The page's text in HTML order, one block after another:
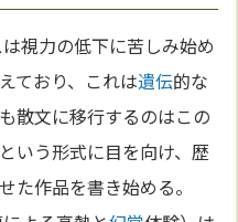
視力の低下に苦しみ始め
ており、これは遺伝的な
散文に移行するのはこの
いう形式に目を向け、歴
た作品を書き始める。